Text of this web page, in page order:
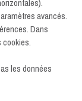
avancés.
Dans
cookies.
les données